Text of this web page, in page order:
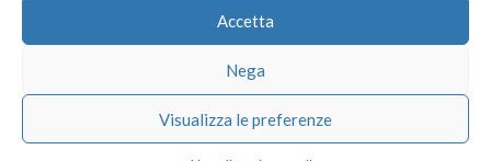
Accetta
Nega
Visualizza le preferenze
SOCIAL NETWORK
facebookinstagram